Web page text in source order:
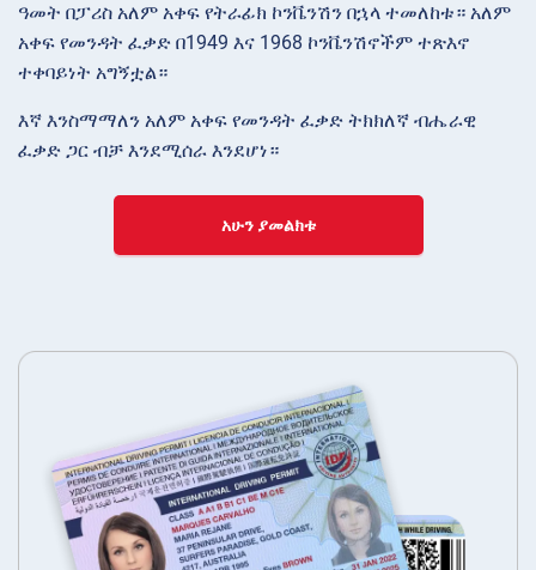
ዓመት በፓሪስ አለም አቀፍ የትራፊክ ኮንቬንሽን በኋላ ተመለከቱ። አለም
አቀፍ የመንዳት ፈቃድ በ1949 እና 1968 ኮንቬንሽኖችም ተጽእኖ
ተቀባይነት አግኝቷል።
እኛ እንስማማለን አለም አቀፍ የመንዳት ፈቃድ ትክክለኛ ብሔራዊ
ፈቃድ ጋር ብቻ እንደሚሰራ እንደሆነ።
አሁን ያመልክቱ